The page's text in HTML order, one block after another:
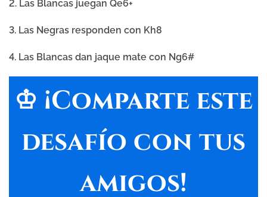
2. Las Blancas juegan Qe6+
3. Las Negras responden con Kh8
4. Las Blancas dan jaque mate con Ng6#
♔ ¡Comparte este
desafío con tus
amigos!